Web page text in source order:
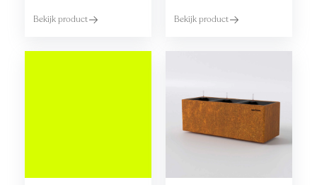
Bekijk product Bekijk product